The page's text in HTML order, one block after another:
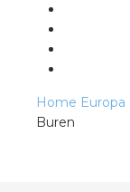
Home Europa
Buren